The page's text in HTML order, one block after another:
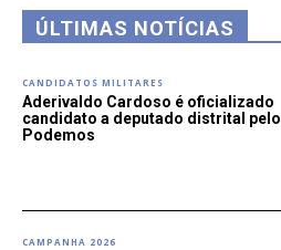
ÚLTIMAS NOTÍCIAS
CANDIDATOS MILITARES
Aderivaldo Cardoso é oficializado
candidato a deputado distrital pelo
Podemos
CAMPANHA 2026